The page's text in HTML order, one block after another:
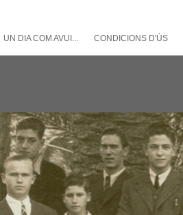
UN DIA COM AVUI... CONDICIONS D'ÚS